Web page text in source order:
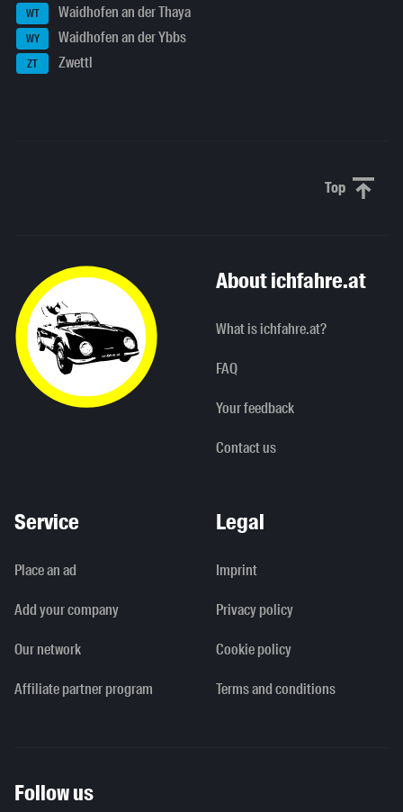
WT Waidhofen an der Thaya
WY Waidhofen an der Ybbs
ZT Zwettl
Top Scroll
About ichfahre.at
What is ichfahre.at?
FAQ
Your feedback
Contact us
Service
Place an ad
Add your company
Our network
Affiliate partner program
Legal
Imprint
Privacy policy
Cookie policy
Terms and conditions
Follow us